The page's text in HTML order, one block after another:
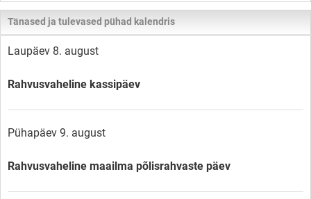
Tänased ja tulevased pühad kalendris
Laupäev 8. august
Rahvusvaheline kassipäev
Pühapäev 9. august
Rahvusvaheline maailma põlisrahvaste päev